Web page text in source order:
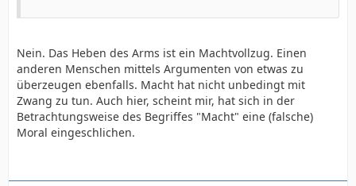
Nein. Das Heben des Arms ist ein Machtvollzug. Einen
anderen Menschen mittels Argumenten von etwas zu
überzeugen ebenfalls. Macht hat nicht unbedingt mit
Zwang zu tun. Auch hier, scheint mir, hat sich in der
Betrachtungsweise des Begriffes "Macht" eine (falsche)
Moral eingeschlichen.